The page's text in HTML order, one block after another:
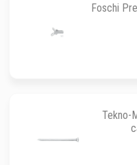
Foschi
Tekno-